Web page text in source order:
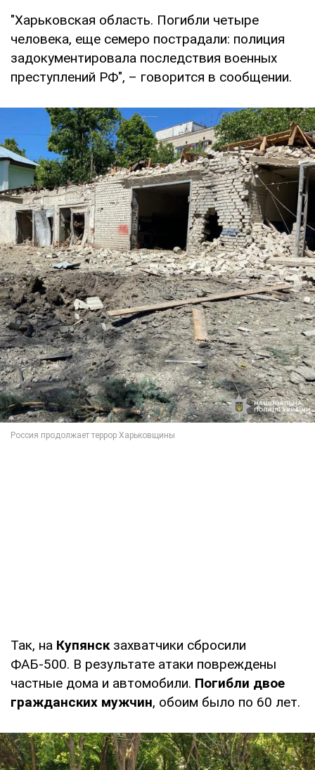
"Харьковская область. Погибли четыре
человека, еще семеро пострадали: полиция
задокументировала последствия военных
преступлений РФ", – говорится в сообщении.
Так, на Купянск захватчики сбросили
ФАБ-500. В результате атаки повреждены
частные дома и автомобили. Погибли двое
гражданских мужчин, обоим было по 60 лет.